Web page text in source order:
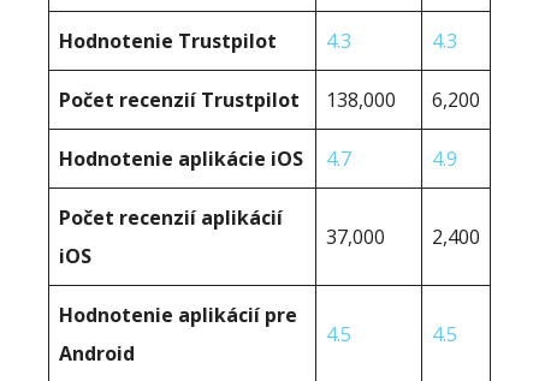
Hodnotenie Trustpilot 4.3 4.3
Počet recenzií Trustpilot 138,000 6,200
Hodnotenie aplikácie iOS 4.7 4.9
Počet recenzií aplikácií
iOS
37,000 2,400
Hodnotenie aplikácií pre
Android
4.5 4.5